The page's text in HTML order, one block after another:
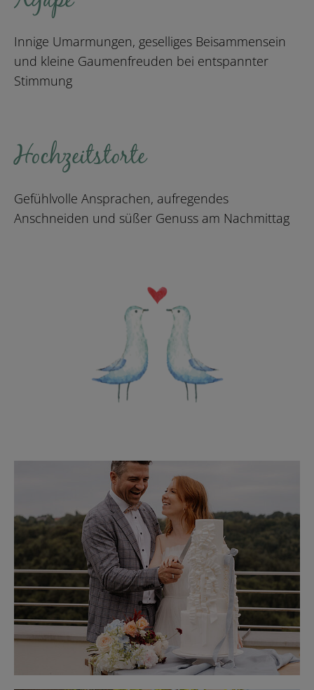
Innige Umarmungen, geselliges Beisammensein
und kleine Gaumenfreuden bei entspannter
Stimmung
Hochzeitstorte
Gefühlvolle Ansprachen, aufregendes
Anschneiden und süßer Genuss am Nachmittag